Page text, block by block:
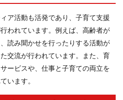
ア活動も活発であり、子育て支援
われています。例えば、高齢者が
読み聞かせを行ったりする活動が
交流が行われています。また、育
ービスや、仕事と子育ての両立を
います。